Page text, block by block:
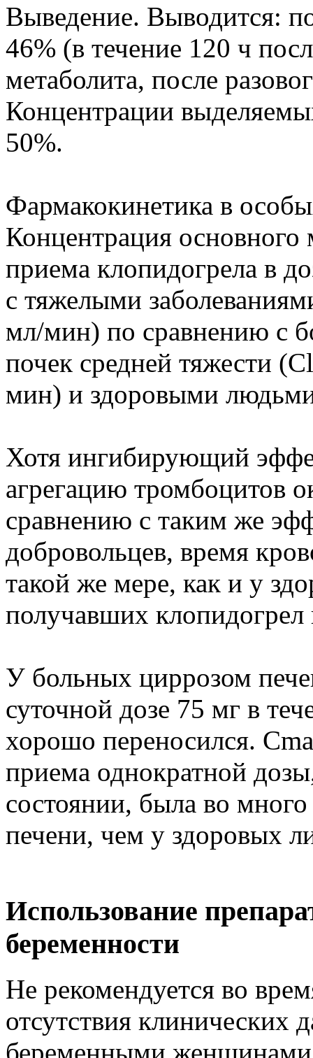
Выведение. Выводится:
46% (в течение 120 ч
метаболита, после
Концентрации
50%.
Фармакокинетика в
Концентрация основного
приема клопидогрела в
с тяжелыми
мл/мин) по сравнению с
почек средней тяжести
мин) и здоровыми
Хотя ингибирующий
агрегацию тромбоцитов
сравнению с таким же
добровольцев, время
такой же мере, как и у
получавших клопидогрел
У больных циррозом
суточной дозе 75 мг в
хорошо переносился.
приема однократной
состоянии, была во
печени, чем у здоровых
Использование
беременности
Не рекомендуется во
отсутствия